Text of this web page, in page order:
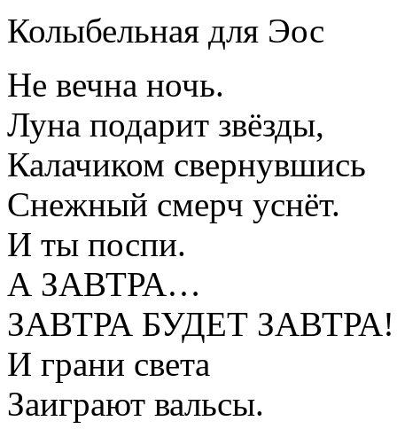
Колыбельная для Эос
Не вечна ночь.
Луна подарит звёзды,
Калачиком свернувшись
Снежный смерч уснёт.
И ты поспи.
А ЗАВТРА…
ЗАВТРА БУДЕТ ЗАВТРА!
И грани света
Заиграют вальсы.